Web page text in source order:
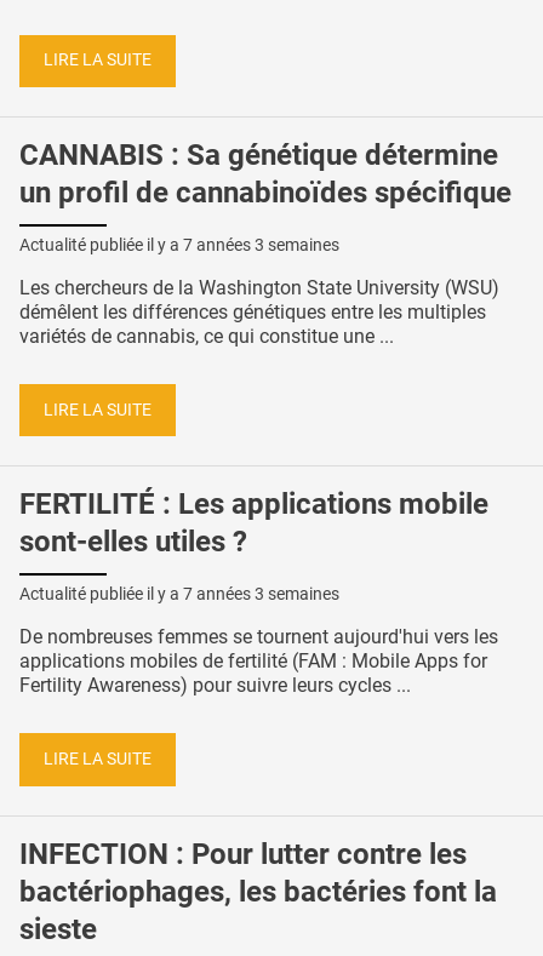
LIRE LA SUITE
CANNABIS : Sa génétique détermine
un profil de cannabinoïdes spécifique
Actualité publiée il y a 7 années 3 semaines
Les chercheurs de la Washington State University (WSU)
démêlent les différences génétiques entre les multiples
variétés de cannabis, ce qui constitue une ...
LIRE LA SUITE
FERTILITÉ : Les applications mobile
sont-elles utiles ?
Actualité publiée il y a 7 années 3 semaines
De nombreuses femmes se tournent aujourd'hui vers les
applications mobiles de fertilité (FAM : Mobile Apps for
Fertility Awareness) pour suivre leurs cycles ...
LIRE LA SUITE
INFECTION : Pour lutter contre les
bactériophages, les bactéries font la
sieste